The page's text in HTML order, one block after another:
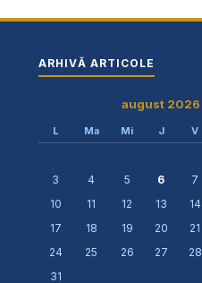
ARHIVĂ ARTICOLE
august 2026
L Ma Mi J V
3
4 5 6 7
10
11 12 13 14
17
18 19 20 21
24
25 26 27 28
31